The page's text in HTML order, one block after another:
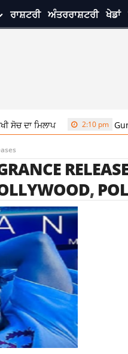
ਰਾਸ਼ਟਰੀ ਅੰਤਰਰਾਸ਼ਟਰੀ ਖੇਡਾਂ
ਦਾ ਮਿਲਾਪ 2:10 pm Guru
,